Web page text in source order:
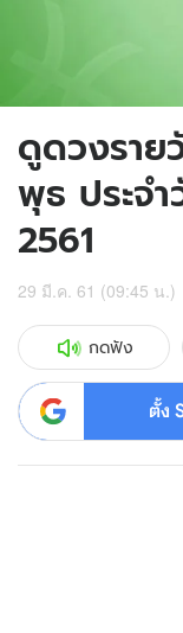
ดูดวงราย
พุธ ประจำ
2561
29 มี.ค. 61 (09:45 น.)
กดฟัง
ตั้ง